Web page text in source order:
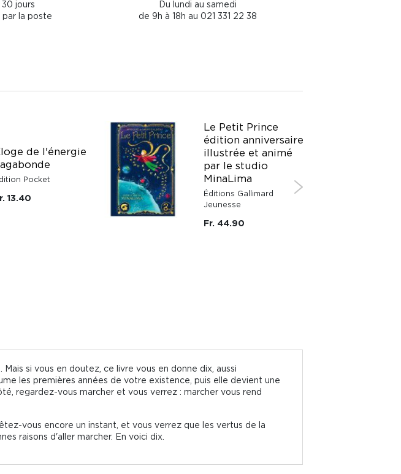
jours
par la poste
Du lundi au samedi
de 9h à 18h au 021 331 22 38
de l'énergie
Pocket
13.40
Le Petit Prince
édition anniversaire
illustrée et animé
par le studio
MinaLima
Éditions Gallimard
Jeunesse
Fr. 44.90
si vous en doutez, ce livre vous en donne dix, aussi
les premières années de votre existence, puis elle devient une
regardez-vous marcher et vous verrez : marcher vous rend
vous encore un instant, et vous verrez que les vertus de la
raisons d'aller marcher. En voici dix.